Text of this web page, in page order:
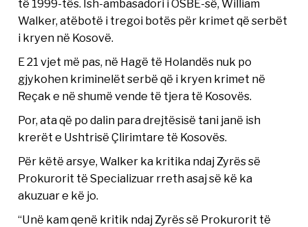
të 1999-tës. Ish-ambasadori i OSBE-së, William
Walker, atëbotë i tregoi botës për krimet që serbët
i kryen në Kosovë.
E 21 vjet më pas, në Hagë të Holandës nuk po
gjykohen kriminelët serbë që i kryen krimet në
Reçak e në shumë vende të tjera të Kosovës.
Por, ata që po dalin para drejtësisë tani janë ish
krerët e Ushtrisë Çlirimtare të Kosovës.
Për këtë arsye, Walker ka kritika ndaj Zyrës së
Prokurorit të Specializuar rreth asaj së kë ka
akuzuar e kë jo.
“Unë kam qenë kritik ndaj Zyrës së Prokurorit të